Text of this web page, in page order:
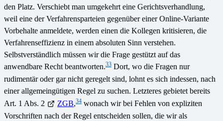
den Platz. Verschiebt man umgekehrt eine Gerichtsverhandlung,
weil eine der Verfahrensparteien gegenüber einer Online-Variante
Vorbehalte anmeldete, werden einen die Kollegen kritisieren, die
Verfahrenseffizienz in einem absoluten Sinn verstehen.
Selbstverständlich müssen wir die Frage gestützt auf das
anwendbare Recht beantworten.33 Dort, wo die Fragen nur
rudimentär oder gar nicht geregelt sind, lohnt es sich indessen, nach
einer allgemeingütigen Regel zu suchen. Letzteres gebietet bereits
Art. 1 Abs. 2
ZGB,34 wonach wir bei Fehlen von expliziten
Vorschriften nach der Regel entscheiden sollen, die wir als